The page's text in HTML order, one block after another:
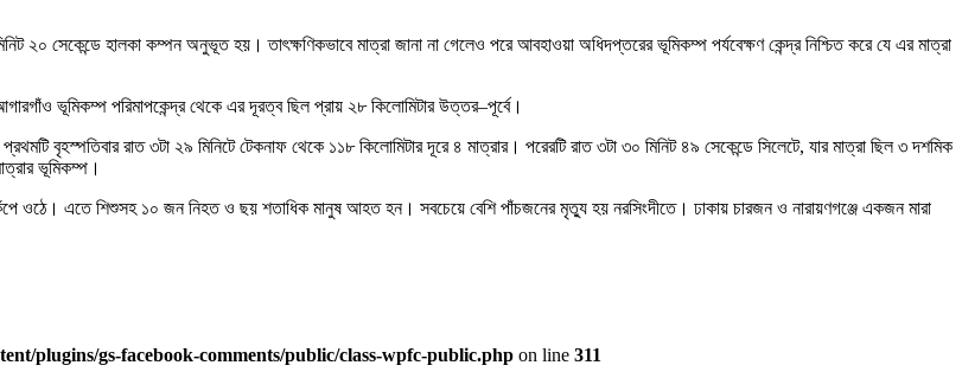
সেকেন্ডে হালকা কম্পন অনুভূত হয়। তাৎক্ষণিকভাবে মাত্রা জানা না গেলেও পরে আবহাওয়া অধিদপ্তরের ভূমিকম্প পর্যবেক্ষণ কেন্দ্র নিশ্চিত করে যে এর মাত্রা
ভূমিকম্প পরিমাপকেন্দ্র থেকে এর দূরত্ব ছিল প্রায় ২৮ কিলোমিটার উত্তর–পূর্বে।
বৃহস্পতিবার রাত ৩টা ২৯ মিনিটে টেকনাফ থেকে ১১৮ কিলোমিটার দূরে ৪ মাত্রার। পরেরটি রাত ৩টা ৩০ মিনিট ৪৯ সেকেন্ডে সিলেটে, যার মাত্রা ছিল ৩ দশমিক
ভূমিকম্প।
ওঠে। এতে শিশুসহ ১০ জন নিহত ও ছয় শতাধিক মানুষ আহত হন। সবচেয়ে বেশি পাঁচজনের মৃত্যু হয় নরসিংদীতে। ঢাকায় চারজন ও নারায়ণগঞ্জে একজন মারা
plugins/gs-facebook-comments/public/class-wpfc-public.php on line 311